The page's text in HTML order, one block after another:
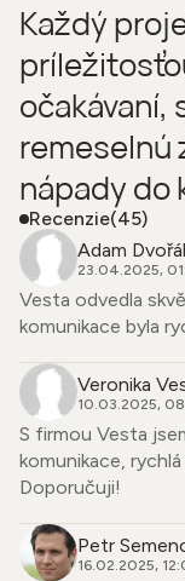
Každý
očakávaní,
remeselnú
nápady do
Recenzie(45)
Adam
23.04.2025,
Vesta odvedla
komunikace byla
Veronika
10.03.2025,
S firmou Vesta
komunikace,
Doporučuji!
Petr
16.02.2025,